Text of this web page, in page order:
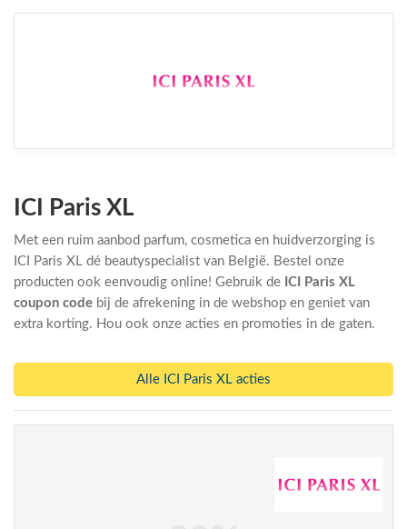
ICI Paris XL
Met een ruim aanbod parfum, cosmetica en huidverzorging is
ICI Paris XL dé beautyspecialist van België. Bestel onze
producten ook eenvoudig online! Gebruik de ICI Paris XL
coupon code bij de afrekening in de webshop en geniet van
extra korting. Hou ook onze acties en promoties in de gaten.
Alle ICI Paris XL acties